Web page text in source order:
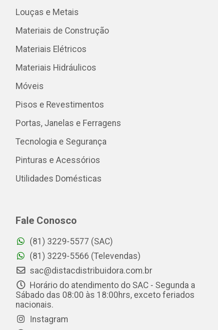
Louças e Metais
Materiais de Construção
Materiais Elétricos
Materiais Hidráulicos
Móveis
Pisos e Revestimentos
Portas, Janelas e Ferragens
Tecnologia e Segurança
Pinturas e Acessórios
Utilidades Domésticas
Fale Conosco
(81) 3229-5577 (SAC)
(81) 3229-5566 (Televendas)
sac@distacdistribuidora.com.br
Horário do atendimento do SAC - Segunda a
Sábado das 08:00 às 18:00hrs, exceto feriados
nacionais.
Instagram